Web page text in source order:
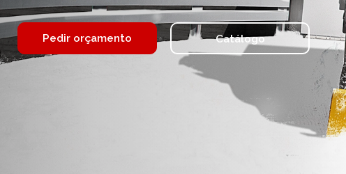
Pedir orçamento Catálogo